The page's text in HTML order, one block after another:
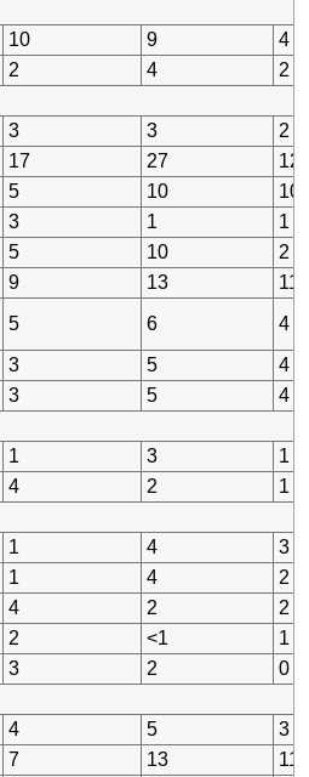
10 9
4
2 4
2
3 3
2
17 27
12
5 10
10
3 1
1
5 10
2
9 13
11
5 6
4
3 5
4
3 5
4
1 3
1
4 2
1
1 4
3
1 4
2
4 2
2
2 <1
1
3 2
0
4 5
3
7 13
11